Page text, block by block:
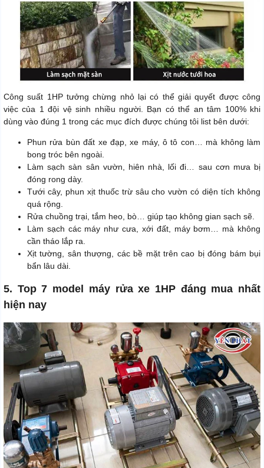
Công suất 1HP tưởng chừng nhỏ lại có thể giải quyết được công
việc của 1 đội vệ sinh nhiều người. Bạn có thể an tâm 100% khi
dùng vào đúng 1 trong các mục đích được chúng tôi list bên dưới:
Phun rửa bùn đất xe đạp, xe máy, ô tô con… mà không làm
bong tróc bên ngoài.
Làm sạch sàn sân vườn, hiên nhà, lối đi… sau cơn mưa bị
đóng rong dày.
Tưới cây, phun xịt thuốc trừ sâu cho vườn có diện tích không
quá rộng.
Rửa chuồng trại, tắm heo, bò… giúp tạo không gian sạch sẽ.
Làm sạch các máy như cưa, xới đất, máy bơm… mà không
cần tháo lắp ra.
Xịt tường, sân thượng, các bề mặt trên cao bị đóng bám bụi
bẩn lâu dài.
5. Top 7 model máy rửa xe 1HP đáng mua nhất
hiện nay